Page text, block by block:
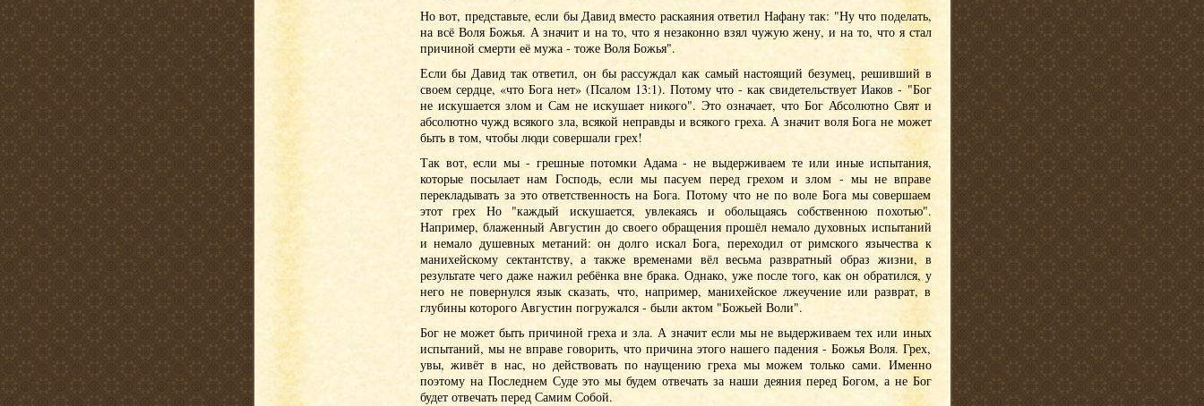
Но вот, представьте, если бы Давид вместо раскаяния ответил Нафану так: "Ну что поделать,
на всё Воля Божья. А значит и на то, что я незаконно взял чужую жену, и на то, что я стал
причиной смерти её мужа - тоже Воля Божья".
Если бы Давид так ответил, он бы рассуждал как самый настоящий безумец, решивший в
своем сердце, «что Бога нет» (Псалом 13:1). Потому что - как свидетельствует Иаков - "Бог
не искушается злом и Сам не искушает никого". Это означает, что Бог Абсолютно Свят и
абсолютно чужд всякого зла, всякой неправды и всякого греха. А значит воля Бога не может
быть в том, чтобы люди совершали грех!
Так вот, если мы - грешные потомки Адама - не выдерживаем те или иные испытания,
которые посылает нам Господь, если мы пасуем перед грехом и злом - мы не вправе
перекладывать за это ответственность на Бога. Потому что не по воле Бога мы совершаем
этот грех Но "каждый искушается, увлекаясь и обольщаясь собственною похотью".
Например, блаженный Августин до своего обращения прошёл немало духовных испытаний
и немало душевных метаний: он долго искал Бога, переходил от римского язычества к
манихейскому сектантству, а также временами вёл весьма развратный образ жизни, в
результате чего даже нажил ребёнка вне брака. Однако, уже после того, как он обратился, у
него не повернулся язык сказать, что, например, манихейское лжеучение или разврат, в
глубины которого Августин погружался - были актом "Божьей Воли".
Бог не может быть причиной греха и зла. А значит если мы не выдерживаем тех или иных
испытаний, мы не вправе говорить, что причина этого нашего падения - Божья Воля. Грех,
увы, живёт в нас, но действовать по наущению греха мы можем только сами. Именно
поэтому на Последнем Суде это мы будем отвечать за наши деяния перед Богом, а не Бог
будет отвечать перед Самим Собой.